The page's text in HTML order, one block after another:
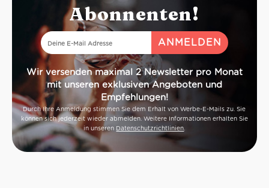
Abonnenten!
Wir versenden maximal 2 Newsletter pro Monat
mit unseren exklusiven Angeboten und
Empfehlungen!
Durch Ihre Anmeldung stimmen Sie dem Erhalt von Werbe-E-Mails zu. Sie
können sich jederzeit wieder abmelden. Weitere Informationen erhalten Sie
in unseren Datenschutzrichtlinien